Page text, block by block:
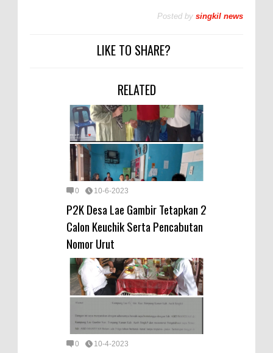
Posted by singkil news
LIKE TO SHARE?
RELATED
0 10-6-2023
P2K Desa Lae Gambir Tetapkan 2
Calon Keuchik Serta Pencabutan
Nomor Urut
0 10-4-2023